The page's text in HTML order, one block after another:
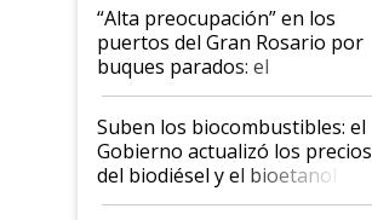
“Alta preocupación” en los
puertos del Gran Rosario por
buques parados: el
funcionamiento de las
exportadoras en tensión tras
la medida de fuerza de los
prácticos
Suben los biocombustibles: el
Gobierno actualizó los precios
del biodiésel y el bioetanol